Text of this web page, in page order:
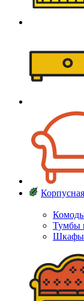
Тумбы
Шкафы